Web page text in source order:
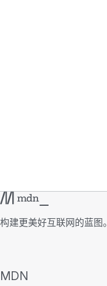
构建更美好互联网的蓝图。
MDN